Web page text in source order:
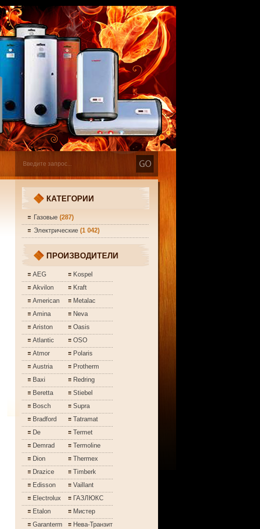
КАТЕГОРИИ
Газовые(287)
Электрические(1 042)
ПРОИЗВОДИТЕЛИ
AEG
Akvilon
American
Amina
Ariston
Atlantic
Atmor
Austria
Baxi
Beretta
Bosch
Bradford
De
Demrad
Dion
Drazice
Edisson
Electrolux
Etalon
Garanterm
Kospel
Kraft
Metalac
Neva
Oasis
OSO
Polaris
Protherm
Redring
Stiebel
Supra
Tatramat
Termet
Termoline
Thermex
Timberk
Vaillant
ГАЗЛЮКС
Мистер
Нева-Транзит